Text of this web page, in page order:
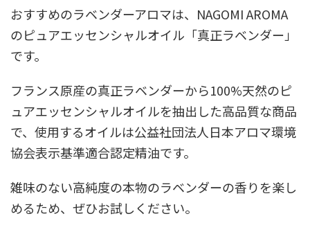
おすすめのラベンダーアロマは、NAGOMI AROMA
のピュアエッセンシャルオイル「真正ラベンダー」
です。
フランス原産の真正ラベンダーから100%天然のピ
ュアエッセンシャルオイルを抽出した高品質な商品
で、使用するオイルは公益社団法人日本アロマ環境
協会表示基準適合認定精油です。
雑味のない高純度の本物のラベンダーの香りを楽し
めるため、ぜひお試しください。